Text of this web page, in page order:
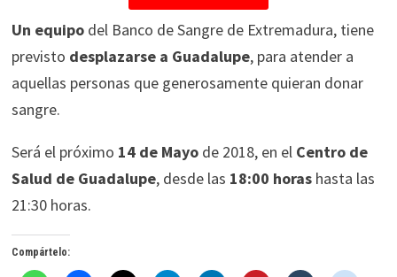
Un equipodel Banco de Sangre de Extremadura, tiene
previsto desplazarse a Guadalupe, para atender a
aquellas personas que generosamente quieran donar
sangre.
Será el próximo 14 de Mayode 2018, en el Centro de
Salud de Guadalupe, desde las 18:00 horashasta las
21:30 horas.
Compártelo: